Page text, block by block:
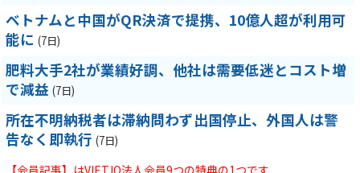
ベトナムと中国がQR決済で提携、10億人超が利用可
能に (7日)
肥料大手2社が業績好調、他社は需要低迷とコスト増
で減益 (7日)
所在不明納税者は滞納問わず出国停止、外国人は警
告なく即執行 (7日)
【会員記事】はVIETJO法人会員9つの特典の1つです